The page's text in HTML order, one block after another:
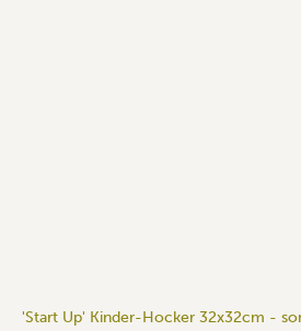
'Start Up' Kinder-Hocker 32x32cm -